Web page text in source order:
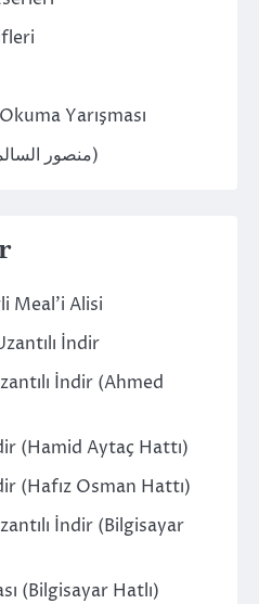
Yarışması
Mansour As-Salimi (منصور السالمي)
Meal’i Alisi
İndir
İndir (Ahmed
(Hamid Aytaç Hattı)
(Hafız Osman Hattı)
İndir (Bilgisayar
(Bilgisayar Hatlı)